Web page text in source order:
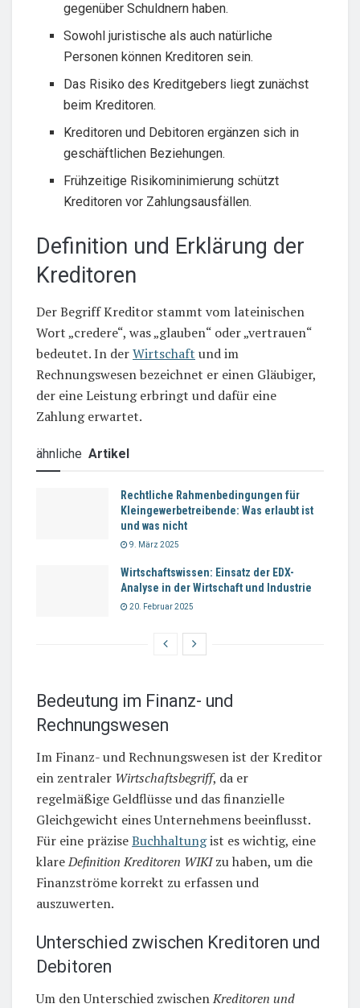
gegenüber Schuldnern haben.
Sowohl juristische als auch natürliche
Personen können Kreditoren sein.
Das Risiko des Kreditgebers liegt zunächst
beim Kreditoren.
Kreditoren und Debitoren ergänzen sich in
geschäftlichen Beziehungen.
Frühzeitige Risikominimierung schützt
Kreditoren vor Zahlungsausfällen.
Definition und Erklärung der
Kreditoren
Der Begriff Kreditor stammt vom lateinischen
Wort „credere“, was „glauben“ oder „vertrauen“
bedeutet. In derWirtschaft und im
Rechnungswesen bezeichnet er einen Gläubiger,
der eine Leistung erbringt und dafür eine
Zahlung erwartet.
ähnliche Artikel
Rechtliche Rahmenbedingungen für
Kleingewerbetreibende: Was erlaubt ist
und was nicht
9. März 2025
Wirtschaftswissen: Einsatz der EDX-
Analyse in der Wirtschaft und Industrie
20. Februar 2025
Bedeutung im Finanz- und
Rechnungswesen
Im Finanz- und Rechnungswesen ist der Kreditor
ein zentraler Wirtschaftsbegriff, da er
regelmäßige Geldflüsse und das finanzielle
Gleichgewicht eines Unternehmens beeinflusst.
Für eine präziseBuchhaltungist es wichtig, eine
klareDefinition Kreditoren WIKIzu haben, um die
Finanzströme korrekt zu erfassen und
auszuwerten.
Unterschied zwischen Kreditoren und
Debitoren
Um den Unterschied zwischenKreditoren und